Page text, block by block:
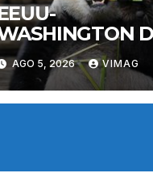
LI-
AGO 5, 2026 VIMAG